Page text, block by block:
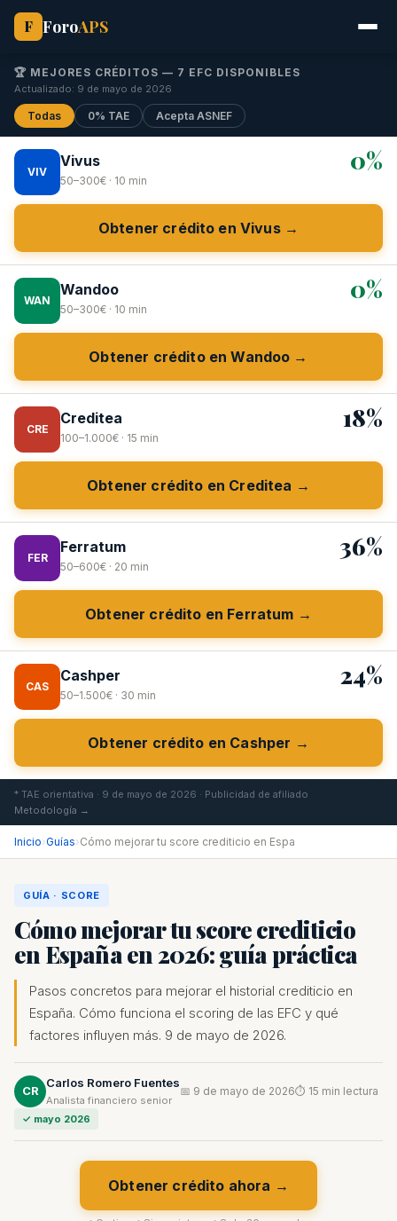
F ForoAPS
🏆 MEJORES CRÉDITOS — 7 EFC DISPONIBLES
Actualizado: 9 de mayo de 2026
Todas 0% TAE Acepta ASNEF
VIV
Vivus
50–300€ · 10 min
0%
Obtener crédito en Vivus →
WAN
Wandoo
50–300€ · 10 min
0%
Obtener crédito en Wandoo →
CRE
Creditea
100–1.000€ · 15 min
18%
Obtener crédito en Creditea →
FER
Ferratum
50–600€ · 20 min
36%
Obtener crédito en Ferratum →
CAS
Cashper
50–1.500€ · 30 min
24%
Obtener crédito en Cashper →
* TAE orientativa · 9 de mayo de 2026 · Publicidad de afiliado
Metodología →
Inicio›Guías›Cómo mejorar tu score crediticio en Espa
GUÍA · SCORE
Cómo mejorar tu score crediticio
en España en 2026: guía práctica
Pasos concretos para mejorar el historial crediticio en
España. Cómo funciona el scoring de las EFC y qué
factores influyen más. 9 de mayo de 2026.
CR
Carlos Romero Fuentes
Analista financiero senior
📅 9 de mayo de 2026⏱ 15 min lectura
✓ mayo 2026
Obtener crédito ahora →